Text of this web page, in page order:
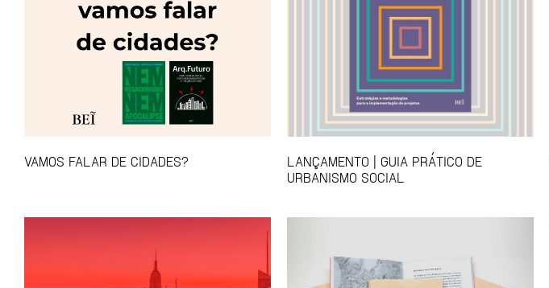
VAMOS FALAR DE CIDADES?
LANÇAMENTO | GUIA PRÁTICO DE
URBANISMO SOCIAL